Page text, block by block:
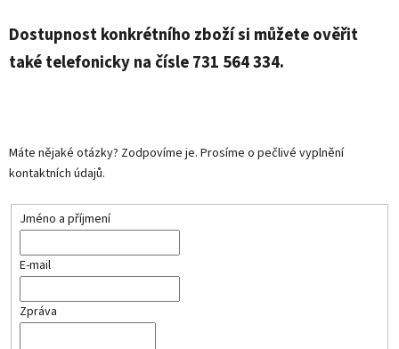
Dostupnost konkrétního zboží si můžete ověřit
také telefonicky na čísle 731 564 334.
Máte nějaké otázky? Zodpovíme je. Prosíme o pečlivé vyplnění
kontaktních údajů.
Jméno a příjmení
E-mail
Zpráva